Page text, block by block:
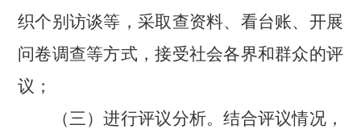
织个别访谈等，采取查资料、看台账、开展
问卷调查等方式，接受社会各界和群众的评
议；
（三）进行评议分析。结合评议情况，